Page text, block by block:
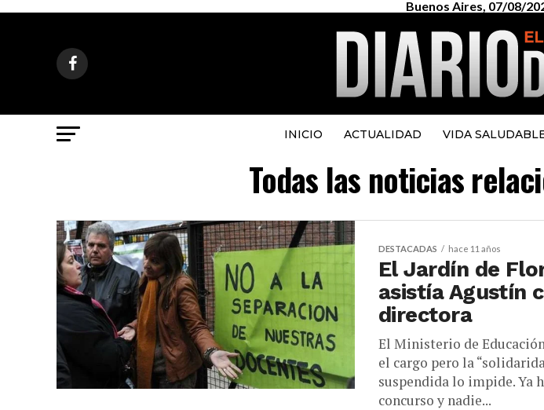
Buenos Aires, 07/08/
INICIO ACTUALIDAD VIDA
Todas las noticias
DESTACADAS hace 11 años
El Jardín de
asistía Agustín
directora
El Ministerio de
el cargo pero la
suspendida lo impide. Ya
concurso y nadie...